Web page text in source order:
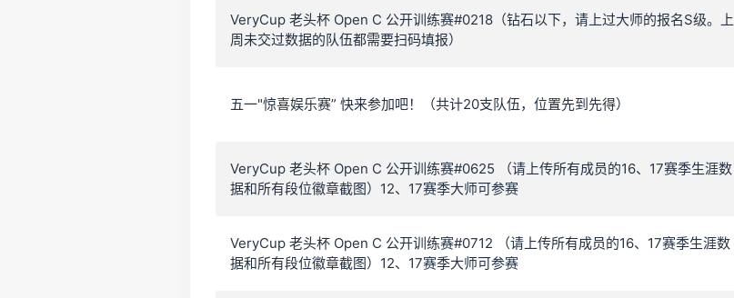
VeryCup 老头杯 Open C 公开训练赛#0218（钻石以下，请上过大师的报名S级。上
周未交过数据的队伍都需要扫码填报）
五一"惊喜娱乐赛” 快来参加吧！（共计20支队伍，位置先到先得）
VeryCup 老头杯 Open C 公开训练赛#0625 （请上传所有成员的16、17赛季生涯数
据和所有段位徽章截图）12、17赛季大师可参赛
VeryCup 老头杯 Open C 公开训练赛#0712 （请上传所有成员的16、17赛季生涯数
据和所有段位徽章截图）12、17赛季大师可参赛